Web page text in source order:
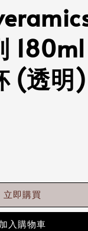
(透明)
立即購買
加入購物車